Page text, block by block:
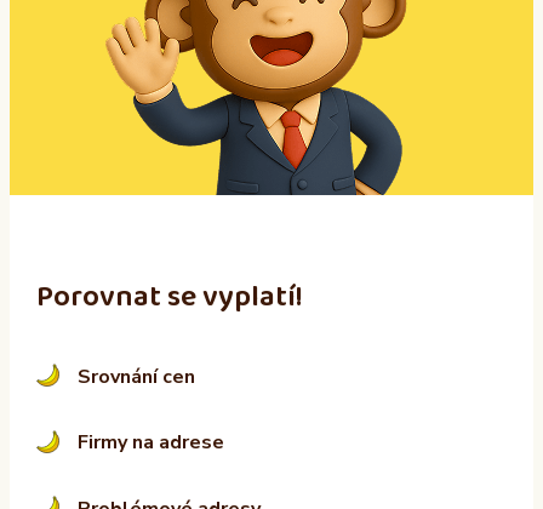
:
Porovnat se vyplatí!
Srovnání cen
Firmy na adrese